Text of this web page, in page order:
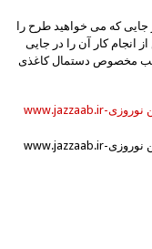
جایی كه می خواهید طرح را
انجام كار آن را در جایی
چسب مخصوص دستمال كاغذی